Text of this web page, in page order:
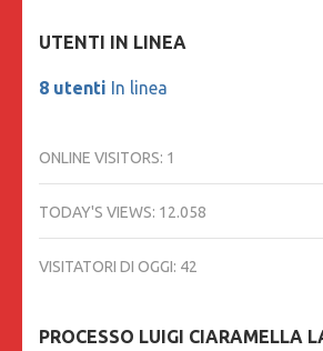
UTENTI IN LINEA
8 utenti In linea
ONLINE VISITORS: 1
TODAY'S VIEWS: 12.058
VISITATORI DI OGGI: 42
PROCESSO LUIGI CIARAMELLA